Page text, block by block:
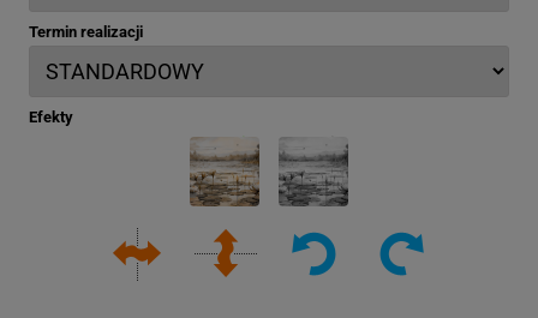
Termin realizacji
Efekty